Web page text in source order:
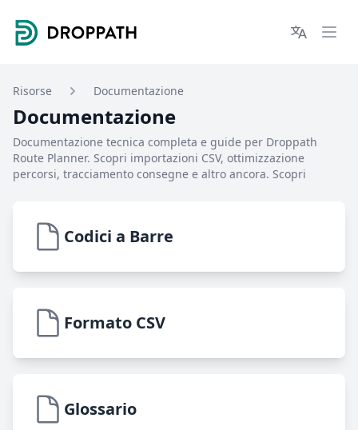
Droppath
Languages
Risorse Documentazione
Documentazione
Documentazione tecnica completa e guide per Droppath
Route Planner. Scopri importazioni CSV, ottimizzazione
percorsi, tracciamento consegne e altro ancora. Scopri
Codici a Barre
Formato CSV
Glossario